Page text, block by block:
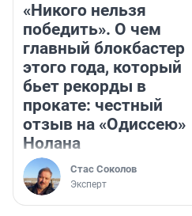
«Никого нельзя
победить». О чем
главный блокбастер
этого года, который
бьет рекорды в
прокате: честный
отзыв на «Одиссею»
Нолана
Стас Соколов
Эксперт